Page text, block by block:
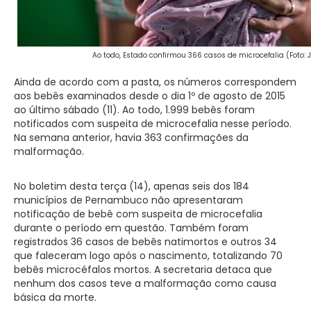
Ao todo, Estado confirmou 366 casos de microcefalia (Foto:
Ainda de acordo com a pasta, os números correspondem
aos bebês examinados desde o dia 1º de agosto de 2015
ao último sábado (11). Ao todo, 1.999 bebês foram
notificados com suspeita de microcefalia nesse período.
Na semana anterior, havia 363 confirmações da
malformação.
No boletim desta terça (14), apenas seis dos 184
municípios de Pernambuco não apresentaram
notificação de bebê com suspeita de microcefalia
durante o período em questão. Também foram
registrados 36 casos de bebês natimortos e outros 34
que faleceram logo após o nascimento, totalizando 70
bebês microcéfalos mortos. A secretaria detaca que
nenhum dos casos teve a malformação como causa
básica da morte.